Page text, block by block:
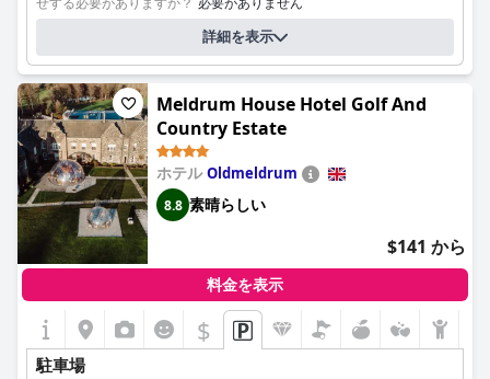
詳細を表示
Meldrum House Hotel Golf And
Country Estate
ホテルOldmeldrum
8.8 素晴らしい
$141 から
料金を表示
$
駐車場